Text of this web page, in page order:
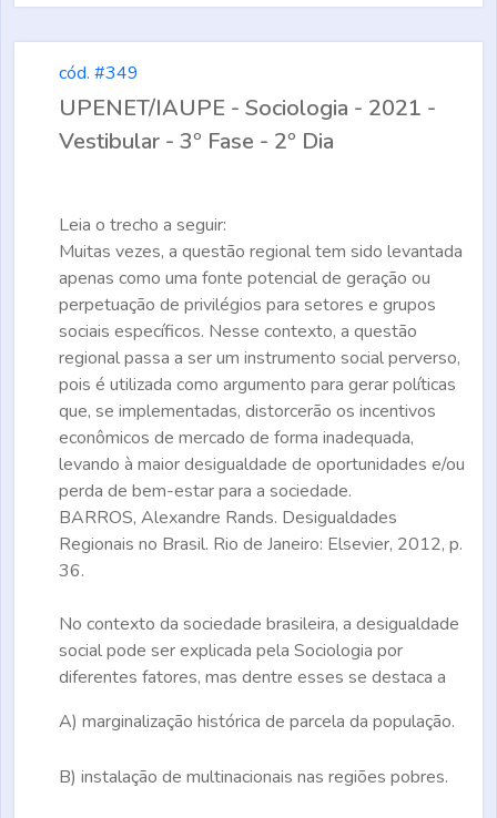
cód. #349
UPENET/IAUPE - Sociologia - 2021 -
Vestibular - 3º Fase - 2º Dia
Leia o trecho a seguir:
Muitas vezes, a questão regional tem sido levantada
apenas como uma fonte potencial de geração ou
perpetuação de privilégios para setores e grupos
sociais específicos. Nesse contexto, a questão
regional passa a ser um instrumento social perverso,
pois é utilizada como argumento para gerar políticas
que, se implementadas, distorcerão os incentivos
econômicos de mercado de forma inadequada,
levando à maior desigualdade de oportunidades e/ou
perda de bem-estar para a sociedade.
BARROS, Alexandre Rands. Desigualdades
Regionais no Brasil. Rio de Janeiro: Elsevier, 2012, p.
36.
No contexto da sociedade brasileira, a desigualdade
social pode ser explicada pela Sociologia por
diferentes fatores, mas dentre esses se destaca a
A) marginalização histórica de parcela da população.
B) instalação de multinacionais nas regiões pobres.